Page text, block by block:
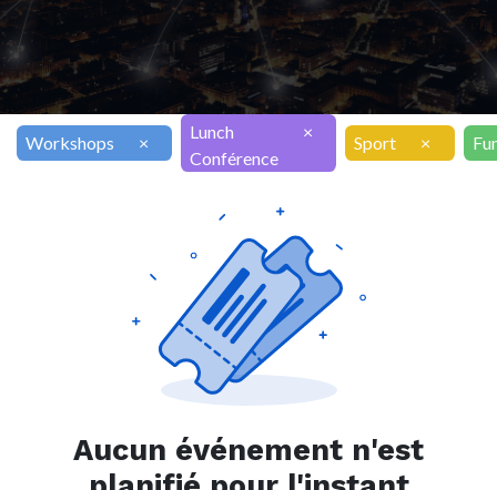
Workshops ×
Lunch
Conférence
×
Sport ×
Aucun événement n'est